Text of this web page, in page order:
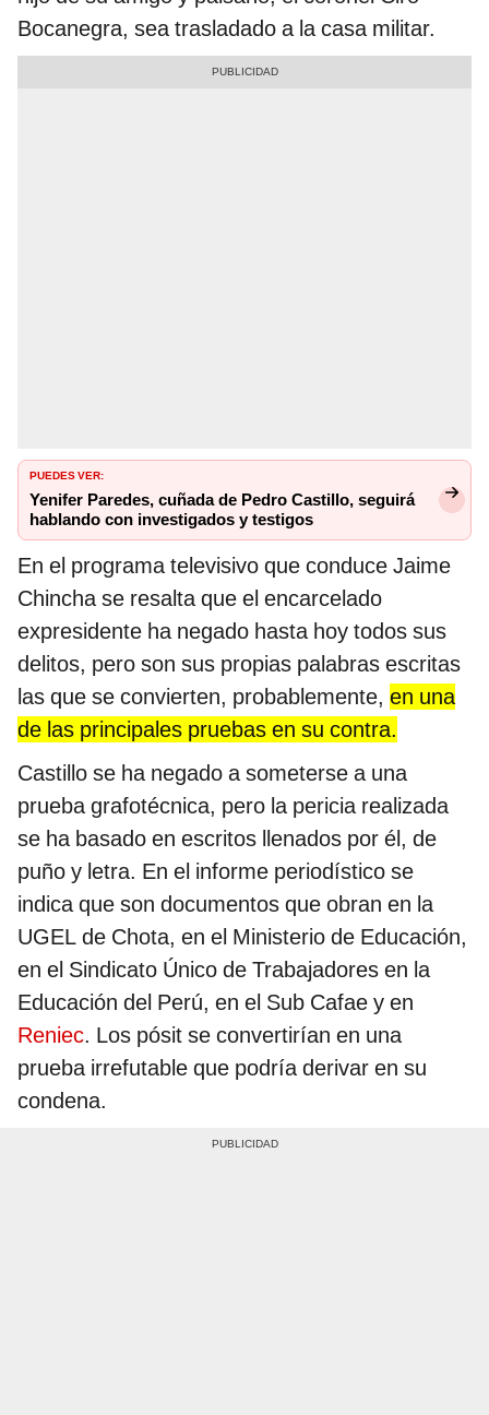
Bocanegra, sea trasladado a la casa militar.
PUEDES VER:
Yenifer Paredes, cuñada de Pedro Castillo, seguirá
hablando con investigados y testigos
En el programa televisivo que conduce Jaime
Chincha se resalta que el encarcelado
expresidente ha negado hasta hoy todos sus
delitos, pero son sus propias palabras escritas
las que se convierten, probablemente, en una
de las principales pruebas en su contra.
Castillo se ha negado a someterse a una
prueba grafotécnica, pero la pericia realizada
se ha basado en escritos llenados por él, de
puño y letra. En el informe periodístico se
indica que son documentos que obran en la
UGEL de Chota, en el Ministerio de Educación,
en el Sindicato Único de Trabajadores en la
Educación del Perú, en el Sub Cafae y en
Reniec. Los pósit se convertirían en una
prueba irrefutable que podría derivar en su
condena.